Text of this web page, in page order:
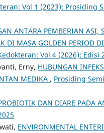
Vol 1 (2023): Prosiding
ANTARA PEMBERIAN ASI,
DI MASA GOLDEN PERIOD
Vol 4 (2026): Edisi
Erny, HUBUNGAN
MEDIKA , Prosiding
DAN DIARE PADA
ENVIRONMENTAL